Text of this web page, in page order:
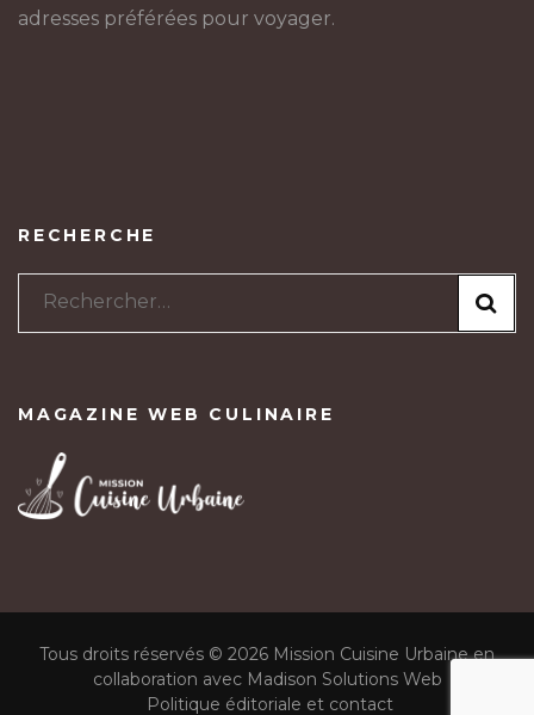
adresses préférées pour voyager.
RECHERCHE
Rechercher :
MAGAZINE WEB CULINAIRE
Tous droits réservés © 2026 Mission Cuisine Urbaine en
collaboration avec Madison Solutions Web
Politique éditoriale et contact